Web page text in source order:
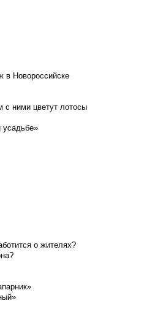
в Новороссийске
с ними цветут лотосы
усадьбе»
о жителях?